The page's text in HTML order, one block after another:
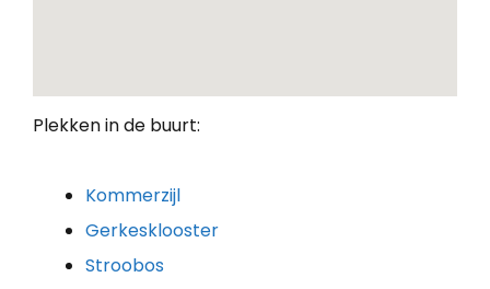
Plekken in de buurt:
Kommerzijl
Gerkesklooster
Stroobos